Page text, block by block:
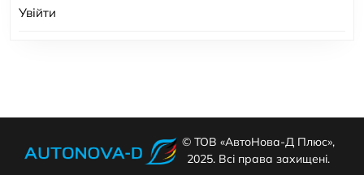
Увійти
© ТОВ «АвтоНова-Д Плюс»,
2025. Всі права захищені.